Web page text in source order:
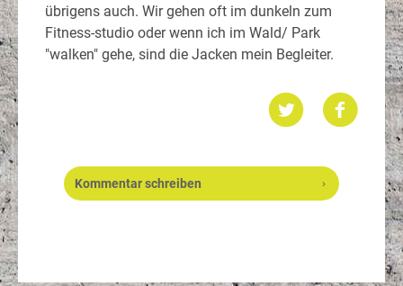
übrigens auch. Wir gehen oft im dunkeln zum
Fitness-studio oder wenn ich im Wald/ Park
"walken" gehe, sind die Jacken mein Begleiter.
Kommentar schreiben